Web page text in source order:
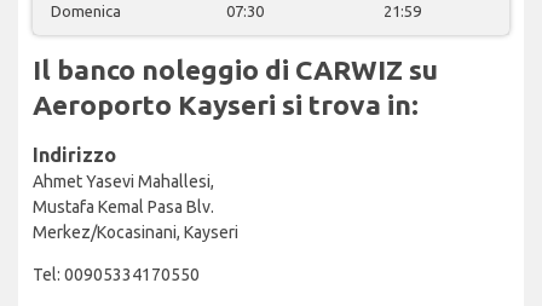
Domenica 07:30 21:59
Il banco noleggio di CARWIZ su
Aeroporto Kayseri si trova in:
Indirizzo
Ahmet Yasevi Mahallesi,
Mustafa Kemal Pasa Blv.
Merkez/Kocasinani, Kayseri
Tel: 00905334170550